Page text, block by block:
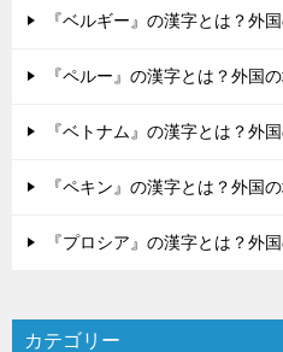
『ベルギー』の漢字とは？外
『ペルー』の漢字とは？外国
『ベトナム』の漢字とは？外
『ペキン』の漢字とは？外国
『プロシア』の漢字とは？外
カテゴリー